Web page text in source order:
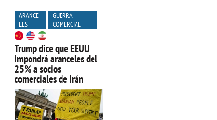
ARANCE
LES
GUERRA
COMERCIAL
Trump dice que EEUU
impondrá aranceles del
25% a socios
comerciales de Irán